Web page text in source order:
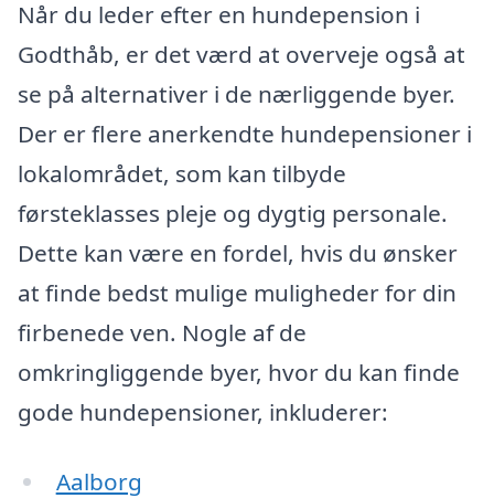
Når du leder efter en hundepension i
Godthåb, er det værd at overveje også at
se på alternativer i de nærliggende byer.
Der er flere anerkendte hundepensioner i
lokalområdet, som kan tilbyde
førsteklasses pleje og dygtig personale.
Dette kan være en fordel, hvis du ønsker
at finde bedst mulige muligheder for din
firbenede ven. Nogle af de
omkringliggende byer, hvor du kan finde
gode hundepensioner, inkluderer:
Aalborg